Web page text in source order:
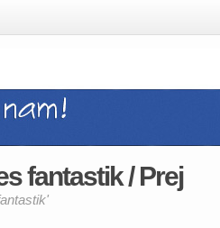
fantastik / Prej